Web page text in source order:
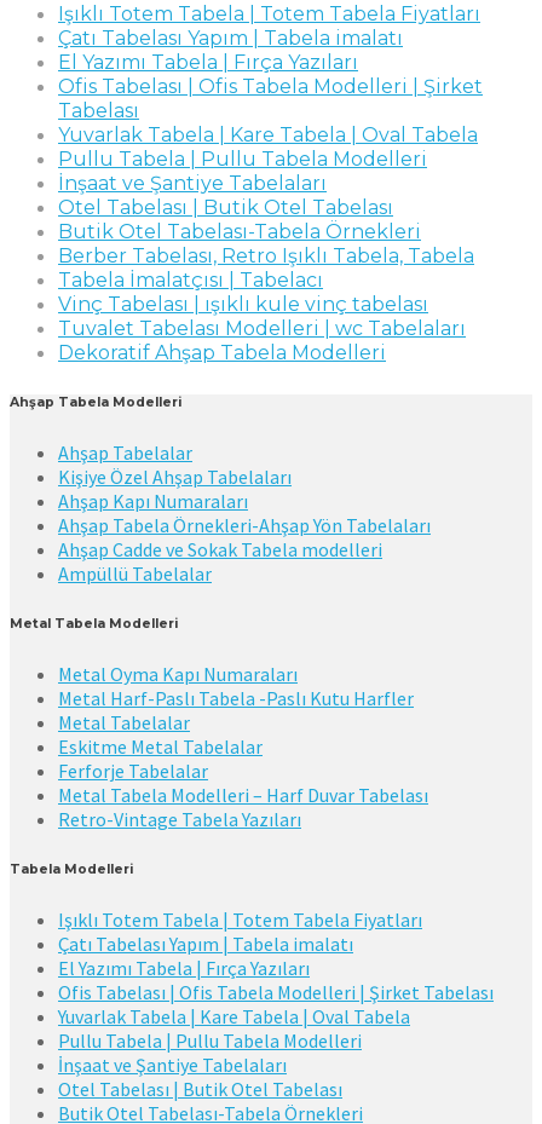
Işıklı Totem Tabela | Totem Tabela Fiyatları
Çatı Tabelası Yapım | Tabela imalatı
El Yazımı Tabela | Fırça Yazıları
Ofis Tabelası | Ofis Tabela Modelleri | Şirket
Tabelası
Yuvarlak Tabela | Kare Tabela | Oval Tabela
Pullu Tabela | Pullu Tabela Modelleri
İnşaat ve Şantiye Tabelaları
Otel Tabelası | Butik Otel Tabelası
Butik Otel Tabelası-Tabela Örnekleri
Berber Tabelası, Retro Işıklı Tabela, Tabela
Tabela İmalatçısı | Tabelacı
Vinç Tabelası | ışıklı kule vinç tabelası
Tuvalet Tabelası Modelleri | wc Tabelaları
Dekoratif Ahşap Tabela Modelleri
Ahşap Tabela Modelleri
Ahşap Tabelalar
Kişiye Özel Ahşap Tabelaları
Ahşap Kapı Numaraları
Ahşap Tabela Örnekleri-Ahşap Yön Tabelaları
Ahşap Cadde ve Sokak Tabela modelleri
Ampüllü Tabelalar
Metal Tabela Modelleri
Metal Oyma Kapı Numaraları
Metal Harf-Paslı Tabela -Paslı Kutu Harfler
Metal Tabelalar
Eskitme Metal Tabelalar
Ferforje Tabelalar
Metal Tabela Modelleri – Harf Duvar Tabelası
Retro-Vintage Tabela Yazıları
Tabela Modelleri
Işıklı Totem Tabela | Totem Tabela Fiyatları
Çatı Tabelası Yapım | Tabela imalatı
El Yazımı Tabela | Fırça Yazıları
Ofis Tabelası | Ofis Tabela Modelleri | Şirket Tabelası
Yuvarlak Tabela | Kare Tabela | Oval Tabela
Pullu Tabela | Pullu Tabela Modelleri
İnşaat ve Şantiye Tabelaları
Otel Tabelası | Butik Otel Tabelası
Butik Otel Tabelası-Tabela Örnekleri